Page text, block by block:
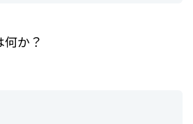
か？